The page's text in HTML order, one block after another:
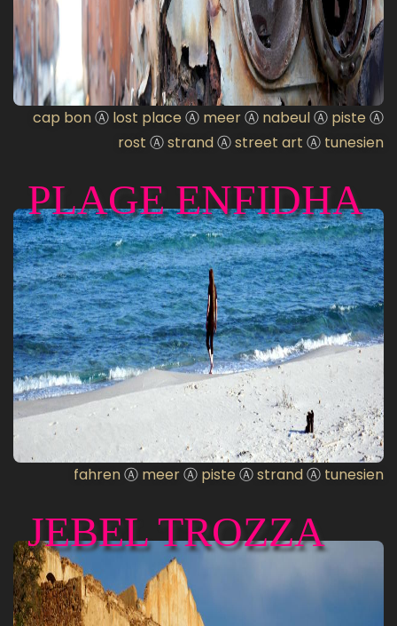
cap bonⒶ lost place Ⓐ meerⒶ nabeulⒶ piste Ⓐ
rost ⒶstrandⒶstreet art Ⓐ tunesien
PLAGE ENFIDHA
fahrenⒶ meerⒶ piste ⒶstrandⒶ tunesien
JEBEL TROZZA